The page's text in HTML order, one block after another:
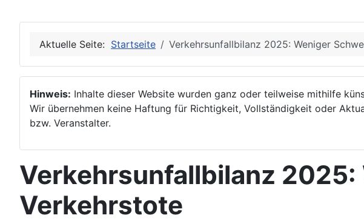
Aktuelle Seite: Startseite Verkehrsunfallbilanz 2025: Weniger
Hinweis: Inhalte dieser Website wurden ganz oder teilweise mithilfe
Wir übernehmen keine Haftung für Richtigkeit, Vollständigkeit oder
bzw. Veranstalter.
Verkehrsunfallbilanz
Verkehrstote